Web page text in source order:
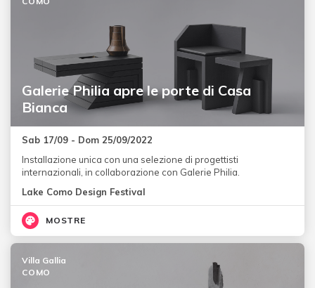
Galerie Philia apre le porte di Casa
Bianca
Sab 17/09 - Dom 25/09/2022
Installazione unica con una selezione di progettisti
internazionali, in collaborazione con Galerie Philia.
Lake Como Design Festival
MOSTRE
Villa Gallia
COMO